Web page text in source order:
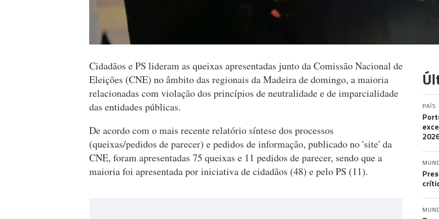
Cidadãos e PS lideram as queixas apresentadas junto da Comissão Nacional de
Eleições (CNE) no âmbito das regionais da Madeira de domingo, a maioria
relacionadas com violação dos princípios de neutralidade e de imparcialidade
das entidades públicas.
De acordo com o mais recente relatório síntese dos processos
(queixas/pedidos de parecer) e pedidos de informação, publicado no 'site' da
CNE, foram apresentadas 75 queixas e 11 pedidos de parecer, sendo que a
maioria foi apresentada por iniciativa de cidadãos (48) e pelo PS (11).
PAÍS